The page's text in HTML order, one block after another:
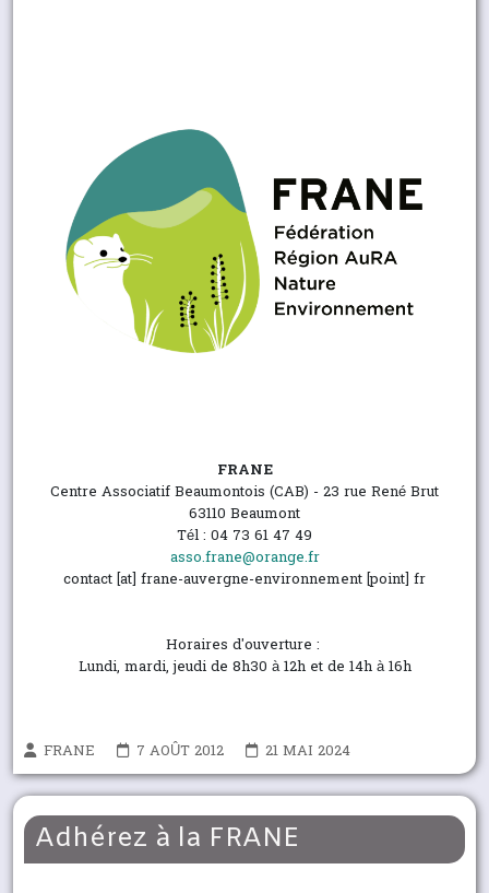
FRANE
Centre Associatif Beaumontois (CAB) - 23 rue René Brut
63110 Beaumont
Tél : 04 73 61 47 49
asso.frane@orange.fr
contact [at] frane-auvergne-environnement [point] fr
Horaires d'ouverture :
Lundi, mardi, jeudi de 8h30 à 12h et de 14h à 16h
FRANE 7 AOÛT 2012 21 MAI 2024
Adhérez à la FRANE